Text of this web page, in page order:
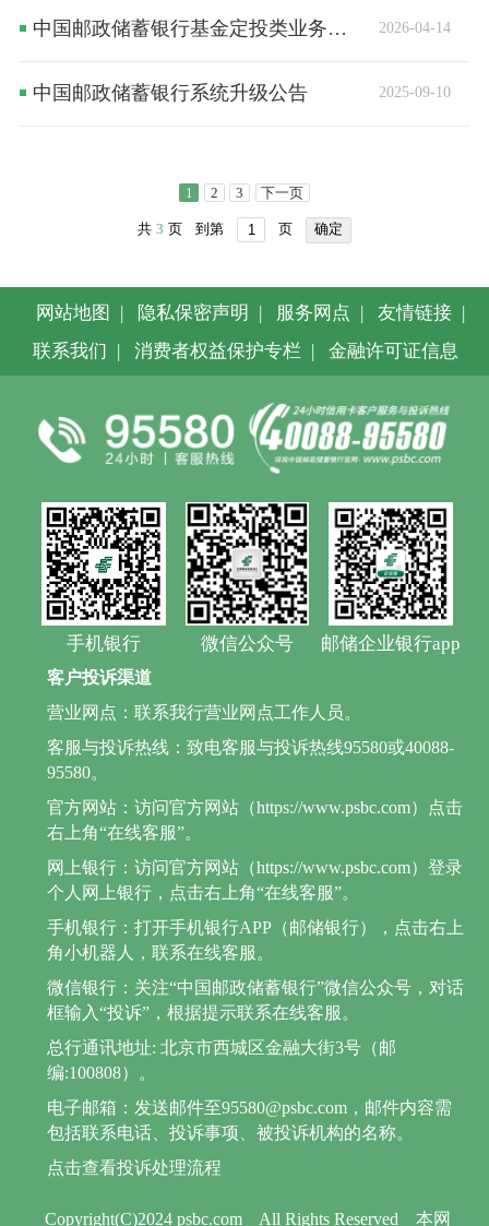
2026-04-14
中国邮政储蓄银行基金定投类业务协议书
2025-09-10
中国邮政储蓄银行系统升级公告
1 2 3 下一页
共 3 页 到第 页 确定
网站地图 | 隐私保密声明 | 服务网点 | 友情链接 |
联系我们 | 消费者权益保护专栏 | 金融许可证信息
手机银行 微信公众号 邮储企业银行app
Copyright(C)2024 psbc.com All Rights Reserved 本网
客户投诉渠道
营业网点：联系我行营业网点工作人员。
客服与投诉热线：致电客服与投诉热线95580或40088-
95580。
官方网站：访问官方网站（https://www.psbc.com）点击
右上角“在线客服”。
网上银行：访问官方网站（https://www.psbc.com）登录
个人网上银行，点击右上角“在线客服”。
手机银行：打开手机银行APP（邮储银行），点击右上
角小机器人，联系在线客服。
微信银行：关注“中国邮政储蓄银行”微信公众号，对话
框输入“投诉”，根据提示联系在线客服。
总行通讯地址: 北京市西城区金融大街3号（邮
编:100808）。
电子邮箱：发送邮件至95580@psbc.com，邮件内容需
包括联系电话、投诉事项、被投诉机构的名称。
点击查看投诉处理流程